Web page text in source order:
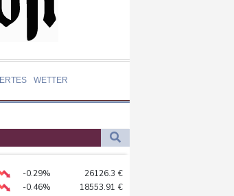
WETTER
-0.29% 26126.3 €
-0.46% 18553.91 €